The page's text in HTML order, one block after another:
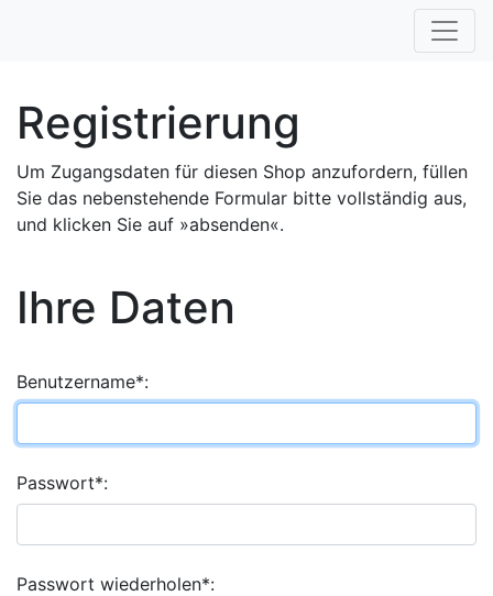
Registrierung
Um Zugangsdaten für diesen Shop anzufordern, füllen
Sie das nebenstehende Formular bitte vollständig aus,
und klicken Sie auf »absenden«.
Ihre Daten
Benutzername*:
Passwort*:
Passwort wiederholen*: